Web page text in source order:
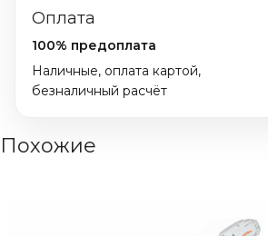
Оплата
100% предоплата
Наличные, оплата картой,
безналичный расчёт
Похожие